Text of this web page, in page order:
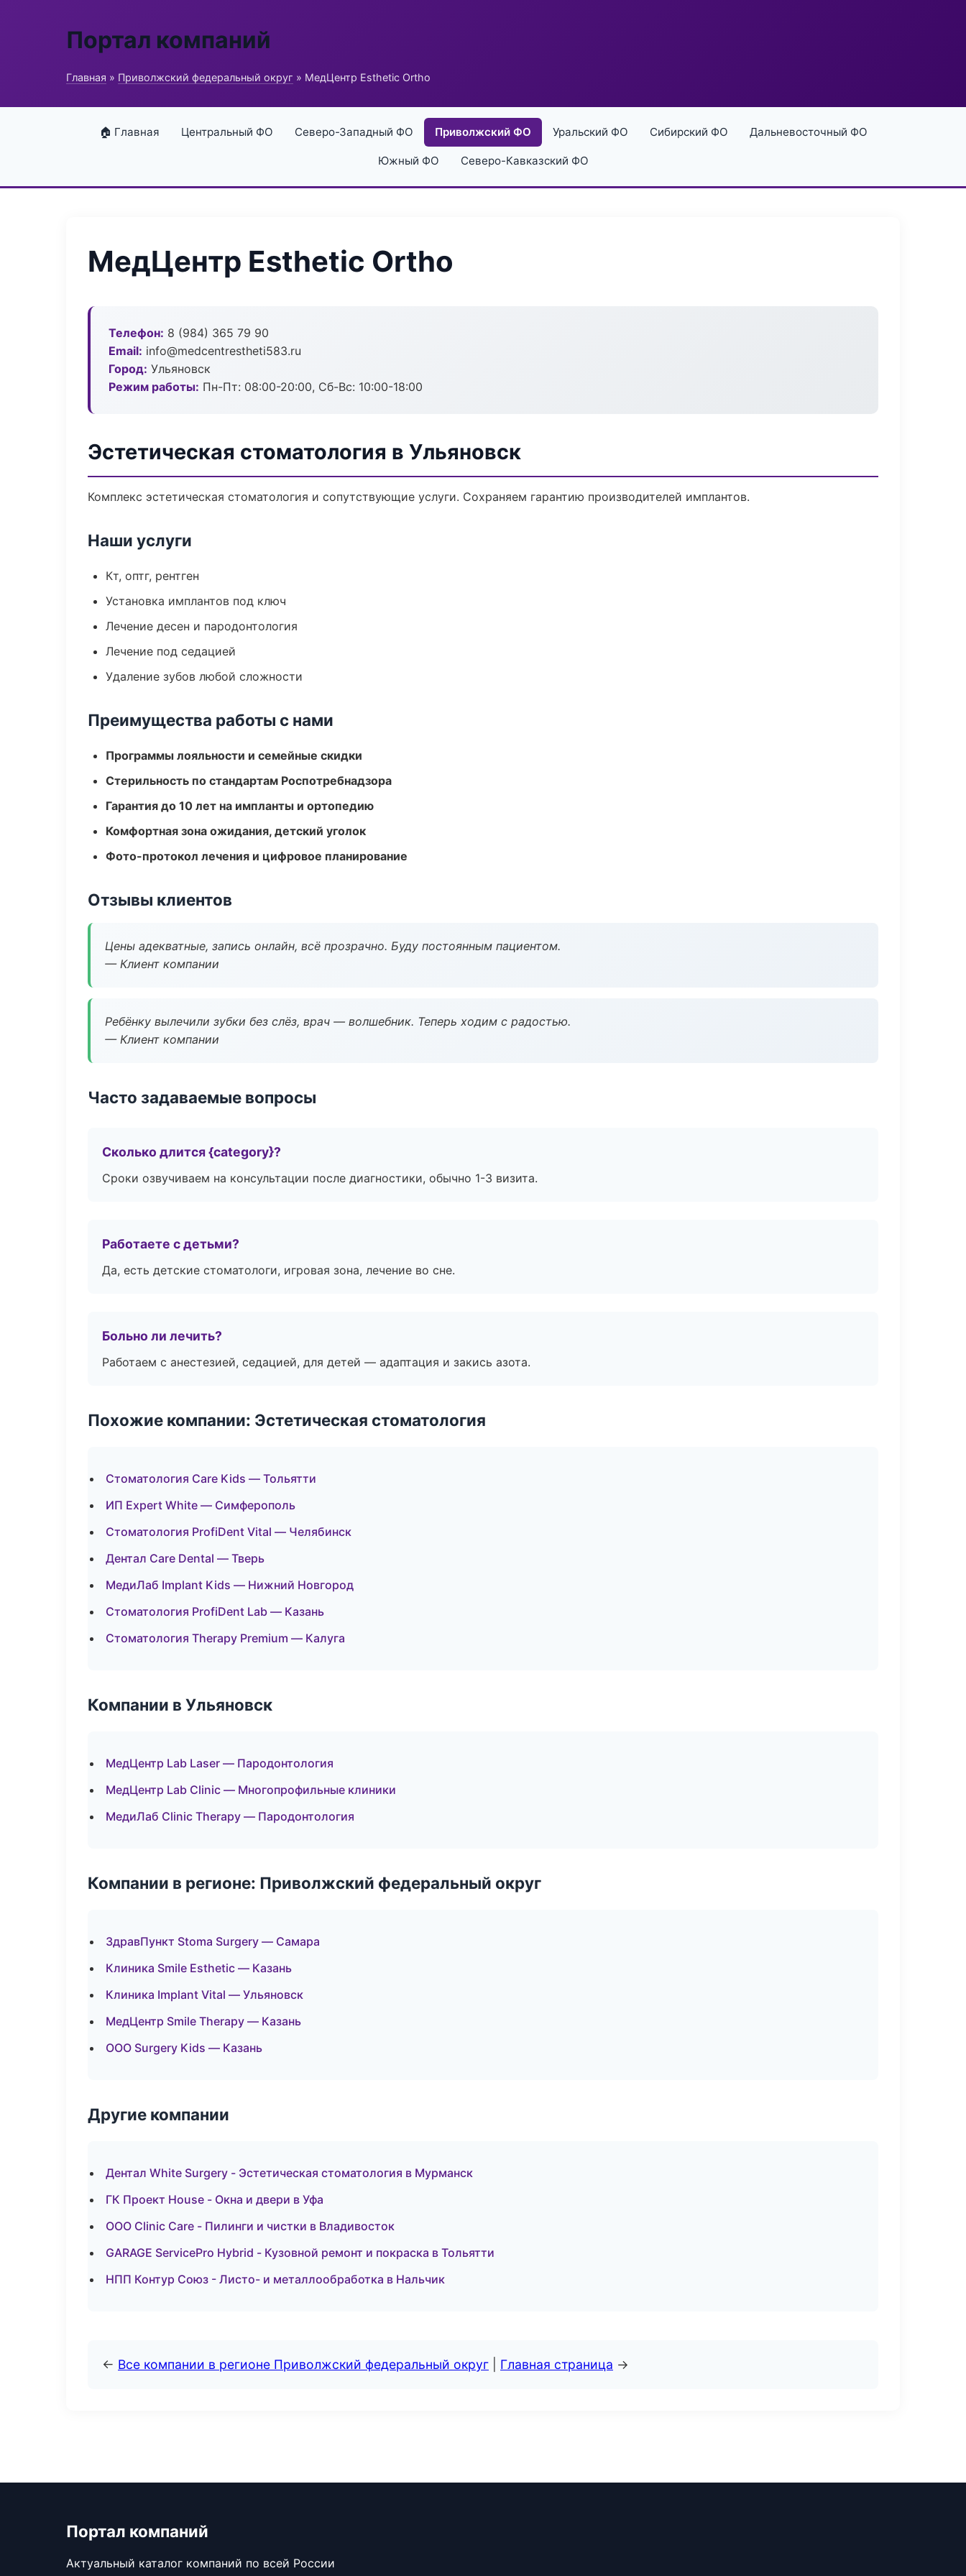
Портал компаний
Главная » Приволжский федеральный округ » МедЦентр Esthetic Ortho
🏠 Главная Центральный ФО Северо-Западный ФО Приволжский ФО Уральский ФО Сибирский ФО Дальневосточный ФО
Южный ФО Северо-Кавказский ФО
МедЦентр Esthetic Ortho
Телефон: 8 (984) 365 79 90
Email: info@medcentrestheti583.ru
Город: Ульяновск
Режим работы: Пн-Пт: 08:00-20:00, Сб-Вс: 10:00-18:00
Эстетическая стоматология в Ульяновск
Комплекс эстетическая стоматология и сопутствующие услуги. Сохраняем гарантию производителей имплантов.
Наши услуги
Кт, оптг, рентген
Установка имплантов под ключ
Лечение десен и пародонтология
Лечение под седацией
Удаление зубов любой сложности
Преимущества работы с нами
Программы лояльности и семейные скидки
Стерильность по стандартам Роспотребнадзора
Гарантия до 10 лет на импланты и ортопедию
Комфортная зона ожидания, детский уголок
Фото-протокол лечения и цифровое планирование
Отзывы клиентов
Цены адекватные, запись онлайн, всё прозрачно. Буду постоянным пациентом.
— Клиент компании
Ребёнку вылечили зубки без слёз, врач — волшебник. Теперь ходим с радостью.
— Клиент компании
Часто задаваемые вопросы
Сколько длится {category}?
Сроки озвучиваем на консультации после диагностики, обычно 1-3 визита.
Работаете с детьми?
Да, есть детские стоматологи, игровая зона, лечение во сне.
Больно ли лечить?
Работаем с анестезией, седацией, для детей — адаптация и закись азота.
Похожие компании: Эстетическая стоматология
Стоматология Care Kids — Тольятти
ИП Expert White — Симферополь
Стоматология ProfiDent Vital — Челябинск
Дентал Care Dental — Тверь
МедиЛаб Implant Kids — Нижний Новгород
Стоматология ProfiDent Lab — Казань
Стоматология Therapy Premium — Калуга
Компании в Ульяновск
МедЦентр Lab Laser — Пародонтология
МедЦентр Lab Clinic — Многопрофильные клиники
МедиЛаб Clinic Therapy — Пародонтология
Компании в регионе: Приволжский федеральный округ
ЗдравПункт Stoma Surgery — Самара
Клиника Smile Esthetic — Казань
Клиника Implant Vital — Ульяновск
МедЦентр Smile Therapy — Казань
ООО Surgery Kids — Казань
Другие компании
Дентал White Surgery - Эстетическая стоматология в Мурманск
ГК Проект House - Окна и двери в Уфа
ООО Clinic Care - Пилинги и чистки в Владивосток
GARAGE ServicePro Hybrid - Кузовной ремонт и покраска в Тольятти
НПП Контур Союз - Листо- и металлообработка в Нальчик
← Все компании в регионе Приволжский федеральный округ Главная страница →
Портал компаний
Актуальный каталог компаний по всей России